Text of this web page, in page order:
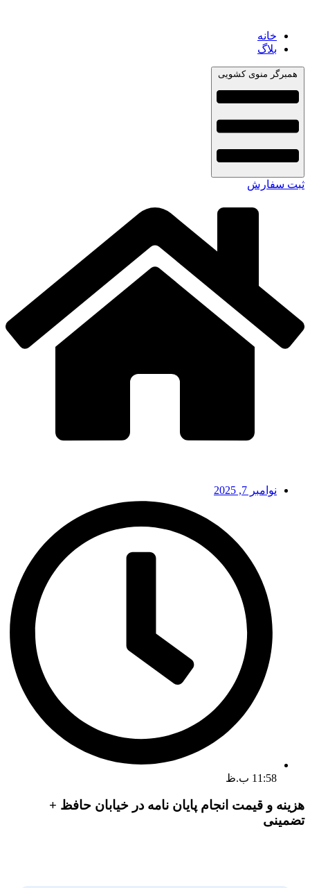
خانه
بلاگ
همبرگر منوی کشویی
ثبت سفارش
نوامبر 7, 2025
11:58 ب.ظ
هزینه و قیمت انجام پایان نامه در خیابان حافظ +
تضمینی